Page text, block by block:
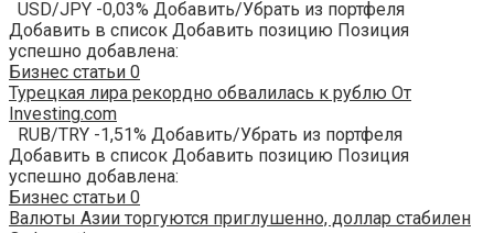
USD/JPY -0,03% Добавить/Убрать из портфеля
Добавить в список Добавить позицию Позиция
успешно добавлена:
Бизнес статьи 0
Турецкая лира рекордно обвалилась к рублю От
Investing.com
RUB/TRY -1,51% Добавить/Убрать из портфеля
Добавить в список Добавить позицию Позиция
успешно добавлена:
Бизнес статьи 0
Валюты Азии торгуются приглушенно, доллар стабилен